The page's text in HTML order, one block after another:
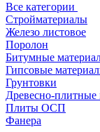
Все категории
Стройматериалы
Железо листовое
Поролон
Битумные
Гипсовые
Грунтовки
Древесно-плитные
Плиты ОСП
Фанера